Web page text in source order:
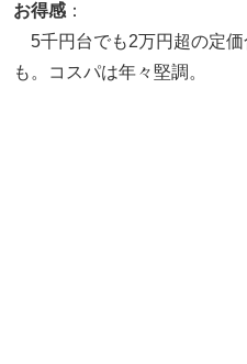
お得感：
5千円台でも2万円超の定価
も。コスパは年々堅調。